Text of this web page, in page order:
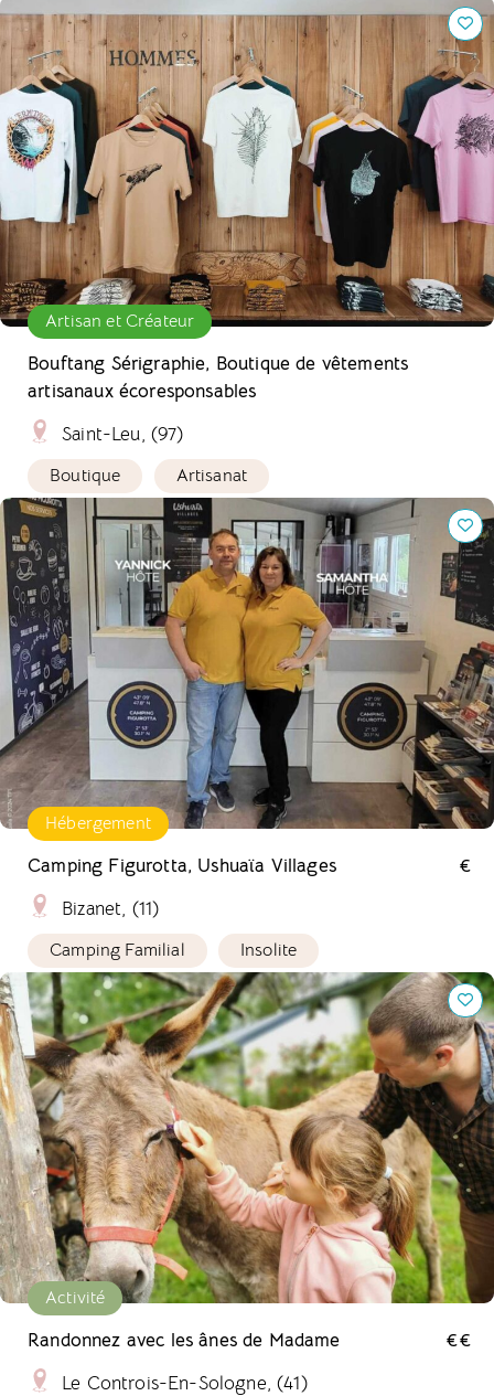
Artisan et Créateur
Bouftang Sérigraphie, Boutique de vêtements
artisanaux écoresponsables
Saint-Leu, (97)
Boutique Artisanat
Bouftang Sérigraphie, Boutique de vêtements artisanaux
écoresponsables
Hébergement
Camping Figurotta, Ushuaïa Villages
€
Bizanet, (11)
Camping Familial Insolite
Camping Figurotta, Ushuaïa Villages
Activité
Randonnez avec les ânes de Madame
€€
Le Controis-En-Sologne, (41)
Randonnez avec les ânes de Madame